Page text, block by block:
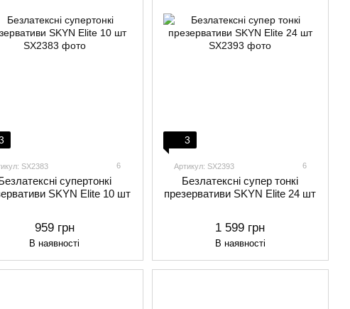
SX2383 6
супертонкі
SKYN Elite 10 шт
959 грн
В наявності
3
Артикул: SX2393 6
Безлатексні супер тонкі
презервативи SKYN Elite 24 шт
1 599 грн
В наявності